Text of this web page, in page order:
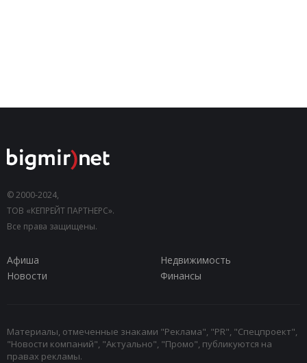
© 2000-2024,
ТОВ «КЕПРЕЙТ ПАРТНЕРС».
Все права защищены.
Афиша
Недвижимость
Новости
Финансы
Материалы, отмеченные знаками "Реклама", "PR", "Спецпроект",
"Новости компаний", "Актуально", "Промо", публикуются на
правах рекламы.